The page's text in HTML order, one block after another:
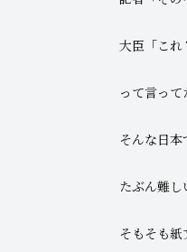
大臣「これ
って言っ
そんな日本
たぶん難し
そもそも紙